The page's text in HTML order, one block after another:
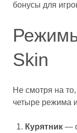
бонусы для
Skin
Не смотря на
четыре режима
Курятник—